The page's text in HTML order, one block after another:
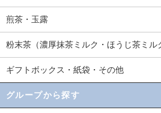
煎茶・玉露
粉末茶（濃厚抹茶ミルク・ほうじ茶ミル
ギフトボックス・紙袋・その他
グループから探す